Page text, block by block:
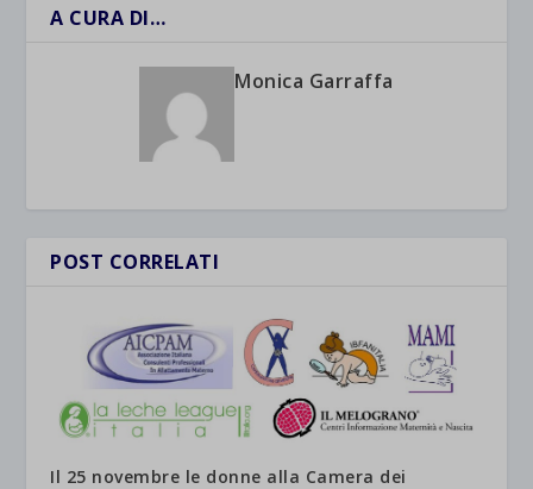
A CURA DI…
Monica Garraffa
POST CORRELATI
Il 25 novembre le donne alla Camera dei